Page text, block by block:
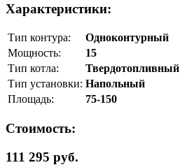
Характеристики:
Тип контура:
Одноконтурный
Мощность:
15
Тип котла:
Твердотопливный
Тип установки: Напольный
Площадь:
75-150
Стоимость:
111 295 руб.